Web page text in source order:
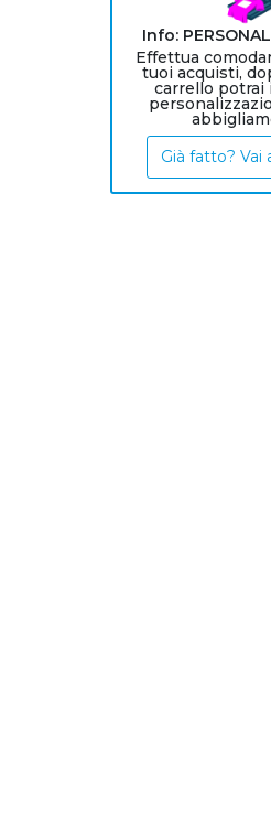
Info:
Effettua
tuoi acquisti,
carrello potrai
Già fatto? Vai